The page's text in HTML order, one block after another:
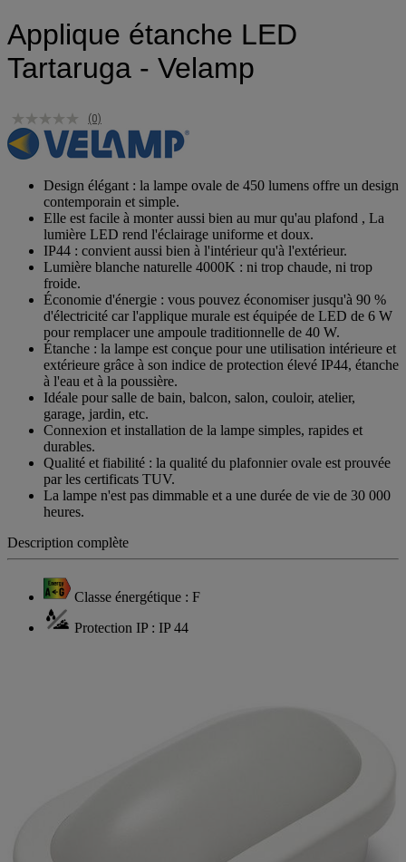
Applique étanche LED
Tartaruga - Velamp
(0)
Design élégant : la lampe ovale de 450 lumens offre un design
contemporain et simple.
Elle est facile à monter aussi bien au mur qu'au plafond , La
lumière LED rend l'éclairage uniforme et doux.
IP44 : convient aussi bien à l'intérieur qu'à l'extérieur.
Lumière blanche naturelle 4000K : ni trop chaude, ni trop
froide.
Économie d'énergie : vous pouvez économiser jusqu'à 90 %
d'électricité car l'applique murale est équipée de LED de 6 W
pour remplacer une ampoule traditionnelle de 40 W.
Étanche : la lampe est conçue pour une utilisation intérieure et
extérieure grâce à son indice de protection élevé IP44, étanche
à l'eau et à la poussière.
Idéale pour salle de bain, balcon, salon, couloir, atelier,
garage, jardin, etc.
Connexion et installation de la lampe simples, rapides et
durables.
Qualité et fiabilité : la qualité du plafonnier ovale est prouvée
par les certificats TUV.
La lampe n'est pas dimmable et a une durée de vie de 30 000
heures.
Description complète
Classe énergétique : F
Protection IP : IP 44